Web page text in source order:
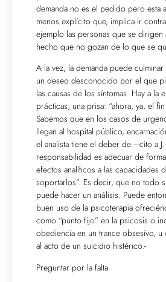
demanda no es el pedido pero esta
menos explícito que, implica ir
ejemplo las personas que se
hecho que no gozan de lo que se
A la vez, la demanda puede
un deseo desconocido por el que
las causas de los síntomas. Hay a la
prácticas, una prisa: “ahora, ya, el
Sabemos que en los casos de
llegan al hospital público,
el analista tiene el deber de –cito a
responsabilidad es adecuar de
efectos analíticos a las capacidades
soportarlos”. Es decir, que no todo
puede hacer un análisis. Puede
buen uso de la psicoterapia
como “punto fijo” en la psicosis o
obediencia en un trance obsesivo, u
al acto de un suicidio histérico.-
Preguntar por la falta